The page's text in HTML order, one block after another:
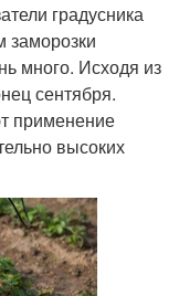
градусника
заморозки
много. Исходя из
сентября.
применение
высоких